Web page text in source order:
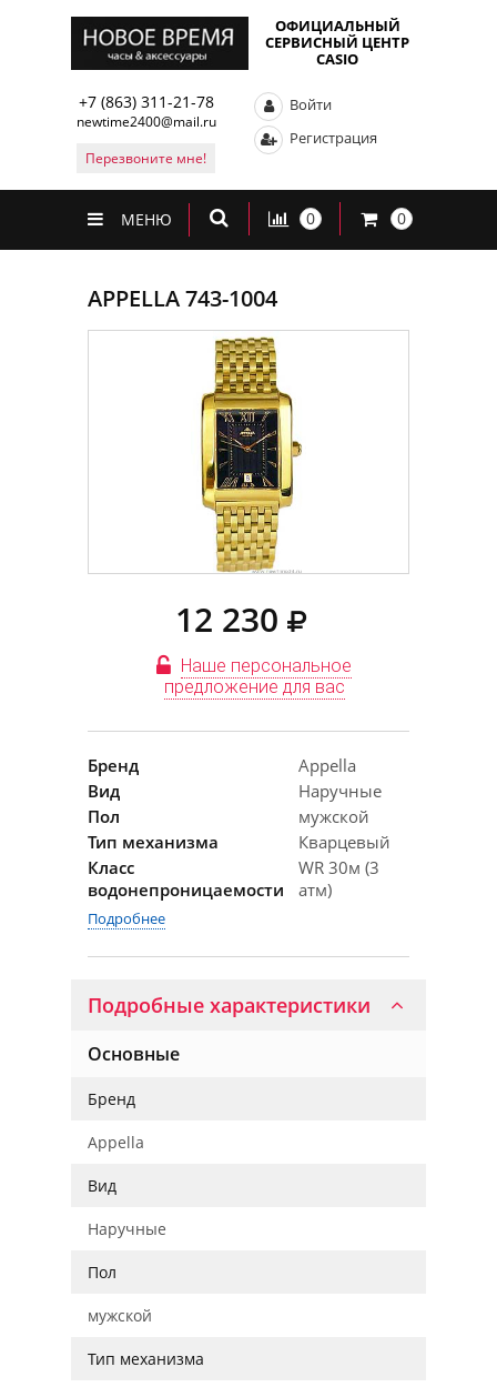
ОФИЦИАЛЬНЫЙ
СЕРВИСНЫЙ ЦЕНТР
CASIO
+7 (863) 311-21-78
newtime2400@mail.ru
Перезвоните мне!
Войти
Регистрация
МЕНЮ 0 0
APPELLA 743-1004
12 230
Наше персональное
предложение для вас
Бренд
Appella
Вид
Наручные
Пол
мужской
Тип механизма
Кварцевый
Класс
водонепроницаемости
WR 30м (3
атм)
Подробнее
Подробные характеристики
Основные
Бренд
Appella
Вид
Наручные
Пол
мужской
Тип механизма